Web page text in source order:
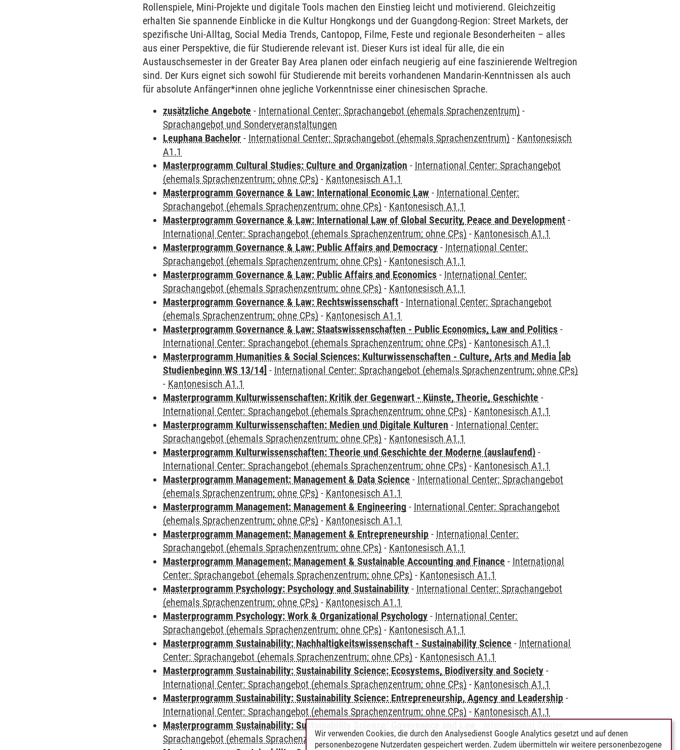
Rollenspiele, Mini-Projekte und digitale Tools machen den Einstieg leicht und motivierend. Gleichzeitig
erhalten Sie spannende Einblicke in die Kultur Hongkongs und der Guangdong-Region: Street Markets, der
spezifische Uni-Alltag, Social Media Trends, Cantopop, Filme, Feste und regionale Besonderheiten – alles
aus einer Perspektive, die für Studierende relevant ist. Dieser Kurs ist ideal für alle, die ein
Austauschsemester in der Greater Bay Area planen oder einfach neugierig auf eine faszinierende Weltregion
sind. Der Kurs eignet sich sowohl für Studierende mit bereits vorhandenen Mandarin-Kenntnissen als auch
für absolute Anfänger*innen ohne jegliche Vorkenntnisse einer chinesischen Sprache.
zusätzliche Angebote - International Center: Sprachangebot (ehemals Sprachenzentrum) -
Sprachangebot und Sonderveranstaltungen
Leuphana Bachelor - International Center: Sprachangebot (ehemals Sprachenzentrum) - Kantonesisch
A1.1
Masterprogramm Cultural Studies: Culture and Organization - International Center: Sprachangebot
(ehemals Sprachenzentrum; ohne CPs) - Kantonesisch A1.1
Masterprogramm Governance & Law: International Economic Law - International Center:
Sprachangebot (ehemals Sprachenzentrum; ohne CPs) - Kantonesisch A1.1
Masterprogramm Governance & Law: International Law of Global Security, Peace and Development -
International Center: Sprachangebot (ehemals Sprachenzentrum; ohne CPs) - Kantonesisch A1.1
Masterprogramm Governance & Law: Public Affairs and Democracy - International Center:
Sprachangebot (ehemals Sprachenzentrum; ohne CPs) - Kantonesisch A1.1
Masterprogramm Governance & Law: Public Affairs and Economics - International Center:
Sprachangebot (ehemals Sprachenzentrum; ohne CPs) - Kantonesisch A1.1
Masterprogramm Governance & Law: Rechtswissenschaft - International Center: Sprachangebot
(ehemals Sprachenzentrum; ohne CPs) - Kantonesisch A1.1
Masterprogramm Governance & Law: Staatswissenschaften - Public Economics, Law and Politics -
International Center: Sprachangebot (ehemals Sprachenzentrum; ohne CPs) - Kantonesisch A1.1
Masterprogramm Humanities & Social Sciences: Kulturwissenschaften - Culture, Arts and Media [ab
Studienbeginn WS 13/14] - International Center: Sprachangebot (ehemals Sprachenzentrum; ohne CPs)
- Kantonesisch A1.1
Masterprogramm Kulturwissenschaften: Kritik der Gegenwart - Künste, Theorie, Geschichte -
International Center: Sprachangebot (ehemals Sprachenzentrum; ohne CPs) - Kantonesisch A1.1
Masterprogramm Kulturwissenschaften: Medien und Digitale Kulturen - International Center:
Sprachangebot (ehemals Sprachenzentrum; ohne CPs) - Kantonesisch A1.1
Masterprogramm Kulturwissenschaften: Theorie und Geschichte der Moderne (auslaufend) -
International Center: Sprachangebot (ehemals Sprachenzentrum; ohne CPs) - Kantonesisch A1.1
Masterprogramm Management: Management & Data Science - International Center: Sprachangebot
(ehemals Sprachenzentrum; ohne CPs) - Kantonesisch A1.1
Masterprogramm Management: Management & Engineering - International Center: Sprachangebot
(ehemals Sprachenzentrum; ohne CPs) - Kantonesisch A1.1
Masterprogramm Management: Management & Entrepreneurship - International Center:
Sprachangebot (ehemals Sprachenzentrum; ohne CPs) - Kantonesisch A1.1
Masterprogramm Management: Management & Sustainable Accounting and Finance - International
Center: Sprachangebot (ehemals Sprachenzentrum; ohne CPs) - Kantonesisch A1.1
Masterprogramm Psychology: Psychology and Sustainability - International Center: Sprachangebot
(ehemals Sprachenzentrum; ohne CPs) - Kantonesisch A1.1
Masterprogramm Psychology: Work & Organizational Psychology - International Center:
Sprachangebot (ehemals Sprachenzentrum; ohne CPs) - Kantonesisch A1.1
Masterprogramm Sustainability: Nachhaltigkeitswissenschaft - Sustainability Science - International
Center: Sprachangebot (ehemals Sprachenzentrum; ohne CPs) - Kantonesisch A1.1
Masterprogramm Sustainability: Sustainability Science: Ecosystems, Biodiversity and Society -
International Center: Sprachangebot (ehemals Sprachenzentrum; ohne CPs) - Kantonesisch A1.1
Masterprogramm Sustainability: Sustainability Science: Entrepreneurship, Agency and Leadership -
International Center: Sprachangebot (ehemals Sprachenzentrum; ohne CPs) - Kantonesisch A1.1
Masterprogramm Sustainability: Sustainability Science: Governance and Law
Sprachangebot (ehemals Sprachenzentrum; ohne CPs)-Kantonesisch A1.1
Wir verwenden Cookies, die durch den Analysedienst Google Analytics gesetzt und auf denen
personenbezogene Nutzerdaten gespeichert werden. Zudem übermitteln wir weitere personenbezogene